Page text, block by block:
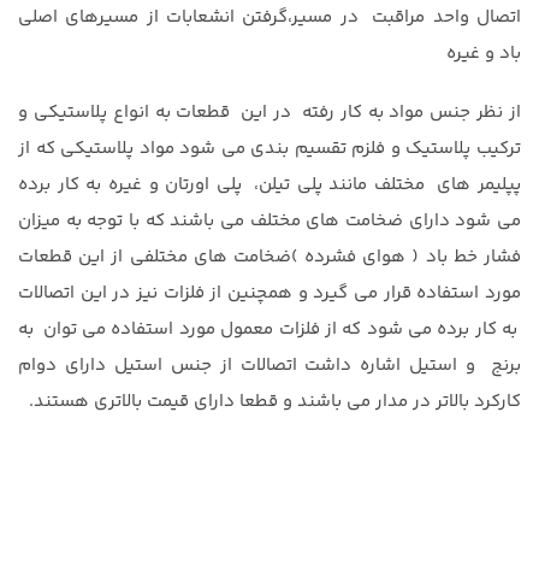
اتصال واحد مراقبت در مسیر،گرفتن انشعابات از مسیرهای اصلی
باد و غیره
از نظر جنس مواد به کار رفته در این قطعات به انواع پلاستیکی و
ترکیب پلاستیک و فلزم تقسیم بندی می شود مواد پلاستیکی که از
پپلیمر های مختلف مانند پلی تیلن، پلی اورتان و غیره به کار برده
می شود دارای ضخامت های مختلف می باشند که با توجه به میزان
فشار خط باد ( هوای فشرده )ضخامت های مختلفی از این قطعات
مورد استفاده قرار می گیرد و همچنین از فلزات نیز در این اتصالات
به کار برده می شود که از فلزات معمول مورد استفاده می توان به
برنج و استیل اشاره داشت اتصالات از جنس استیل دارای دوام
کارکرد بالاتر در مدار می باشند و قطعا دارای قیمت بالاتری هستند.